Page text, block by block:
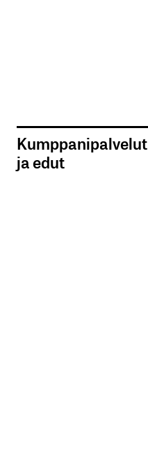
Kumppanipalvelut
ja edut